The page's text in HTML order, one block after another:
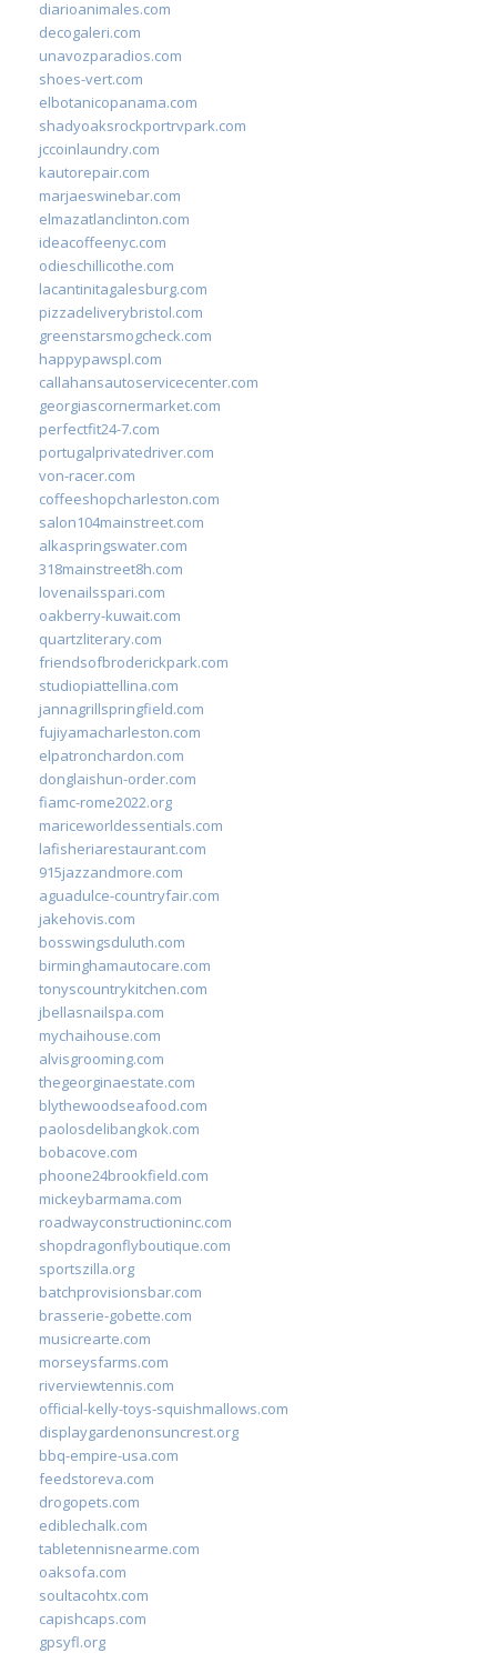
diarioanimales.com
decogaleri.com
unavozparadios.com
shoes-vert.com
elbotanicopanama.com
shadyoaksrockportrvpark.com
jccoinlaundry.com
kautorepair.com
marjaeswinebar.com
elmazatlanclinton.com
ideacoffeenyc.com
odieschillicothe.com
lacantinitagalesburg.com
pizzadeliverybristol.com
greenstarsmogcheck.com
happypawspl.com
callahansautoservicecenter.com
georgiascornermarket.com
perfectfit24-7.com
portugalprivatedriver.com
von-racer.com
coffeeshopcharleston.com
salon104mainstreet.com
alkaspringswater.com
318mainstreet8h.com
lovenailsspari.com
oakberry-kuwait.com
quartzliterary.com
friendsofbroderickpark.com
studiopiattellina.com
jannagrillspringfield.com
fujiyamacharleston.com
elpatronchardon.com
donglaishun-order.com
fiamc-rome2022.org
mariceworldessentials.com
lafisheriarestaurant.com
915jazzandmore.com
aguadulce-countryfair.com
jakehovis.com
bosswingsduluth.com
birminghamautocare.com
tonyscountrykitchen.com
jbellasnailspa.com
mychaihouse.com
alvisgrooming.com
thegeorginaestate.com
blythewoodseafood.com
paolosdelibangkok.com
bobacove.com
phoone24brookfield.com
mickeybarmama.com
roadwayconstructioninc.com
shopdragonflyboutique.com
sportszilla.org
batchprovisionsbar.com
brasserie-gobette.com
musicrearte.com
morseysfarms.com
riverviewtennis.com
official-kelly-toys-squishmallows.com
displaygardenonsuncrest.org
bbq-empire-usa.com
feedstoreva.com
drogopets.com
ediblechalk.com
tabletennisnearme.com
oaksofa.com
soultacohtx.com
capishcaps.com
gpsyfl.org